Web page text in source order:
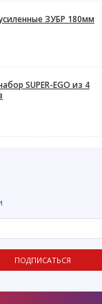
ЗУБР 180мм
SUPER-EGO из 4
ПОДПИСАТЬСЯ